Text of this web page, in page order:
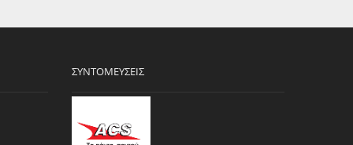
ΣΥΝΤΟΜΕΎΣΕΙΣ